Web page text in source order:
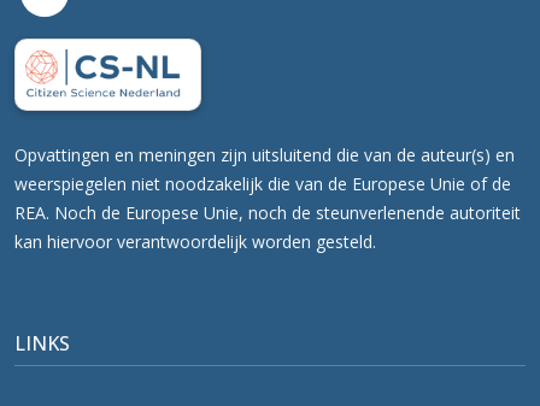
Opvattingen en meningen zijn uitsluitend die van de auteur(s) en
weerspiegelen niet noodzakelijk die van de Europese Unie of de
REA. Noch de Europese Unie, noch de steunverlenende autoriteit
kan hiervoor verantwoordelijk worden gesteld.
LINKS